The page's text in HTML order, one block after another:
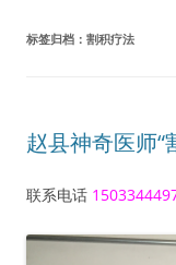
标签归档： 割积疗法
赵县神奇医师“
联系电话